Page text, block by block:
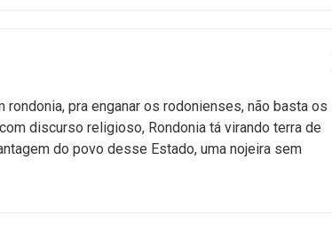
pra enganar os rodonienses, não basta os
discurso religioso, Rondonia tá virando terra de
do povo desse Estado, uma nojeira sem